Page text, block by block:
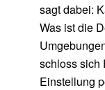
sagt dabei:
Was ist die
schloss sich
Einstellung